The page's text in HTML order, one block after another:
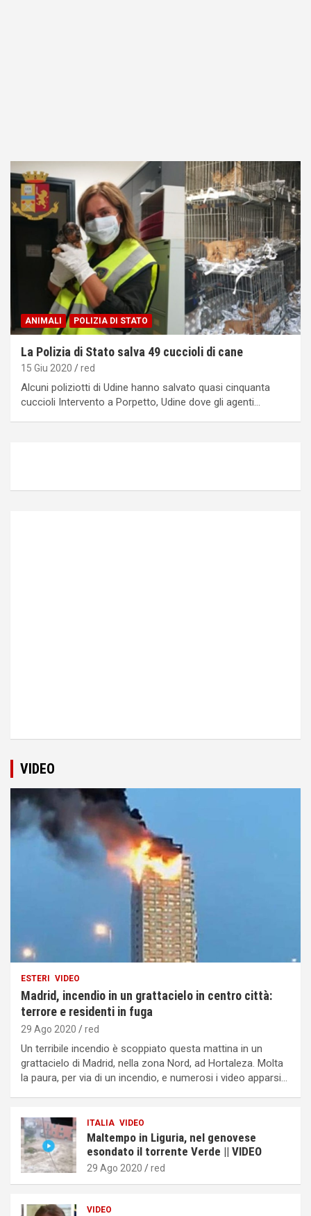
ANIMALI POLIZIA DI STATO
La Polizia di Stato salva 49 cuccioli di cane
15 Giu 2020 red
Alcuni poliziotti di Udine hanno salvato quasi cinquanta
cuccioli Intervento a Porpetto, Udine dove gli agenti…
VIDEO
ESTERI VIDEO
Madrid, incendio in un grattacielo in centro città:
terrore e residenti in fuga
29 Ago 2020 red
Un terribile incendio è scoppiato questa mattina in un
grattacielo di Madrid, nella zona Nord, ad Hortaleza. Molta
la paura, per via di un incendio, e numerosi i video apparsi…
ITALIA VIDEO
Maltempo in Liguria, nel genovese
esondato il torrente Verde || VIDEO
29 Ago 2020 red
VIDEO